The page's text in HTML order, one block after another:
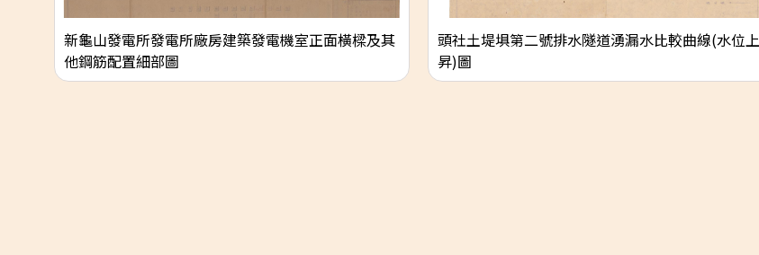
新龜山發電所發電所廠房建築發電機室正面橫樑及其
他鋼筋配置細部圖
頭社土堤埧第二號排水隧道湧漏水比較曲線(水位上
昇)圖